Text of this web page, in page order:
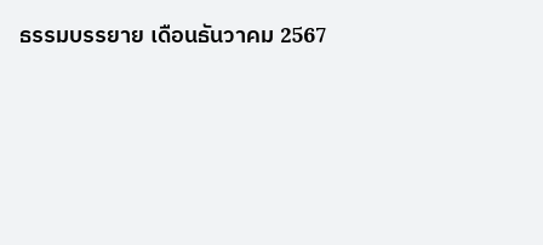
ธรรมบรรยาย เดือนธันวาคม 2567